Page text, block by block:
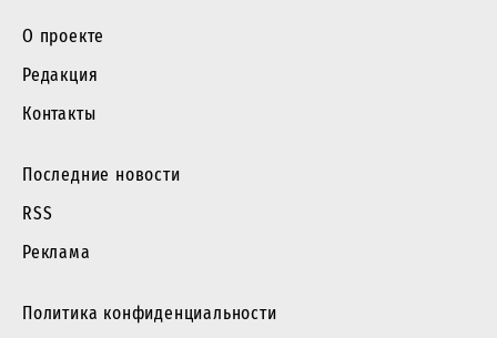
О проекте
Редакция
Контакты
Последние новости
RSS
Реклама
Политика конфиденциальности